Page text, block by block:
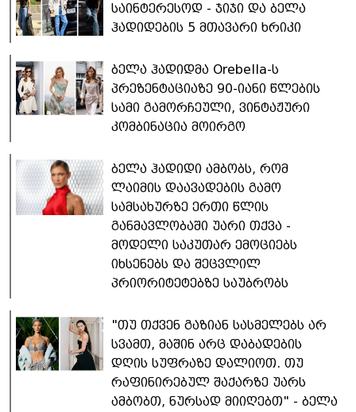
საინტერესოდ - ჯიჯი და ბელა
ჰადიდების 5 მთავარი ხრიკი
ბელა ჰადიდმა Orebella-ს
პრეზენტაციაზე 90-იანი წლების
სამი გამორჩეული, ვინტაჟური
კომბინაცია მოირგო
ბელა ჰადიდი ამბობს, რომ
ლაიმის დაავადების გამო
სამსახურზე ერთი წლის
განმავლობაში უარი თქვა -
მოდელი საკუთარ ემოციებს
იხსენებს და შეცვლილ
პრიორიტეტებზე საუბრობს
"თუ თქვენ გაზიან სასმელებს არ
სვამთ, მაშინ არც დაბადების
დღის სუფრაზე დალიოთ. თუ
რაფინირებულ შაქარზე უარს
ამბობთ, ნურსად მიიღებთ" - ბელა